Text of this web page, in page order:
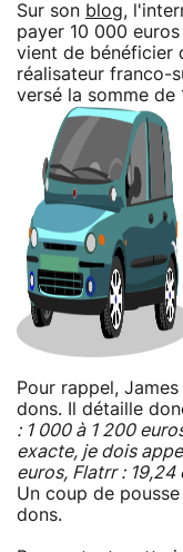
Sur son blog,
payer 10 000
vient de bénéficier
réalisateur franco-
versé la somme de
Pour rappel,
dons. Il détaille
: 1 000 à 1 200
exacte, je dois
euros, Flatrr : 19,24
Un coup de
dons.